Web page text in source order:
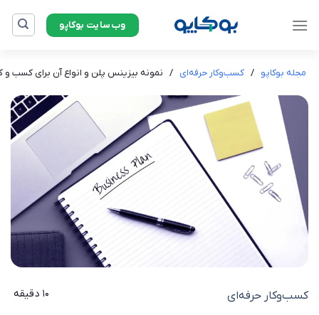
وب‌سایت بوکاپو
مجله بوکاپو / کسب‌وکار حرفه‌ای / نمونه بیزینس پلن و انواع آن برای کسب و
کسب‌وکار حرفه‌ای 10 دقیقه